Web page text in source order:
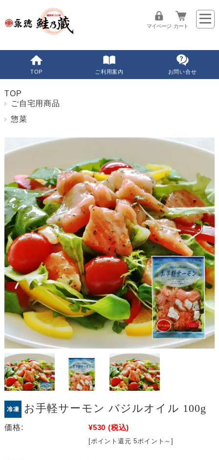
マイページ カート
TOP ご利用案内 お問い合せ
TOP
ご自宅用商品
惣菜
お手軽サーモン バジルオイル 100g
価格: ¥530 (税込)
[ポイント還元 5ポイント～]